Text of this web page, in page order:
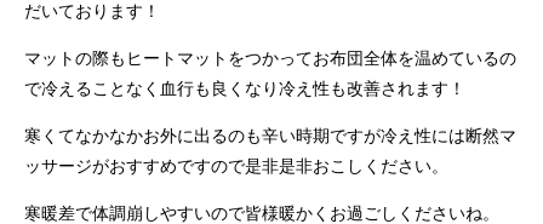
だいております！
マットの際もヒートマットをつかってお布団全体を温めているの
で冷えることなく血行も良くなり冷え性も改善されます！
寒くてなかなかお外に出るのも辛い時期ですが冷え性には断然マ
ッサージがおすすめですので是非是非おこしください。
寒暖差で体調崩しやすいので皆様暖かくお過ごしくださいね。